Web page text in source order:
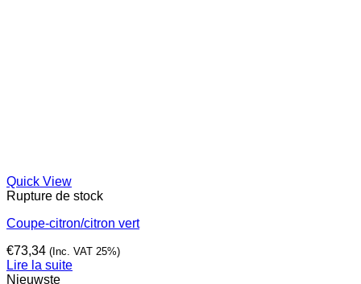
Quick View
Rupture de stock
Coupe-citron/citron vert
€73,34 (Inc. VAT 25%)
Lire la suite
Nieuwste